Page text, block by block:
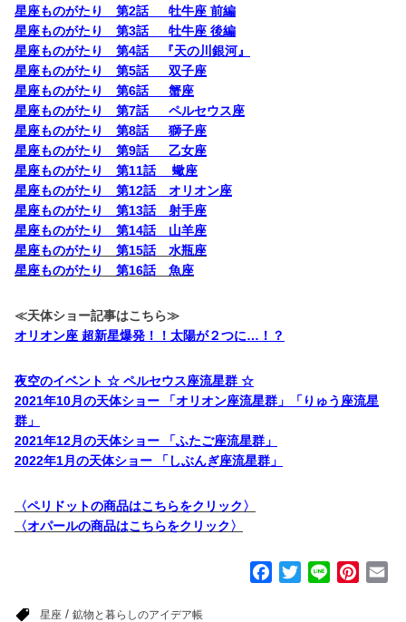
星座ものがたり 第2話 牡牛座 前編
星座ものがたり 第3話 牡牛座 後編
星座ものがたり 第4話 『天の川銀河』
星座ものがたり 第5話 双子座
星座ものがたり 第6話 蟹座
星座ものがたり 第7話 ペルセウス座
星座ものがたり 第8話 獅子座
星座ものがたり 第9話 乙女座
星座ものがたり 第11話 蠍座
星座ものがたり 第12話 オリオン座
星座ものがたり 第13話 射手座
星座ものがたり 第14話 山羊座
星座ものがたり 第15話 水瓶座
星座ものがたり 第16話 魚座
≪天体ショー記事はこちら≫
オリオン座 超新星爆発！！太陽が２つに…！？
夜空のイベント ☆ ペルセウス座流星群 ☆
2021年10月の天体ショー 「オリオン座流星群」「りゅう座流星
群」
2021年12月の天体ショー 「ふたご座流星群」
2022年1月の天体ショー 「しぶんぎ座流星群」
〈ペリドットの商品はこちらをクリック〉
〈オパールの商品はこちらをクリック〉
星座 / 鉱物と暮らしのアイデア帳